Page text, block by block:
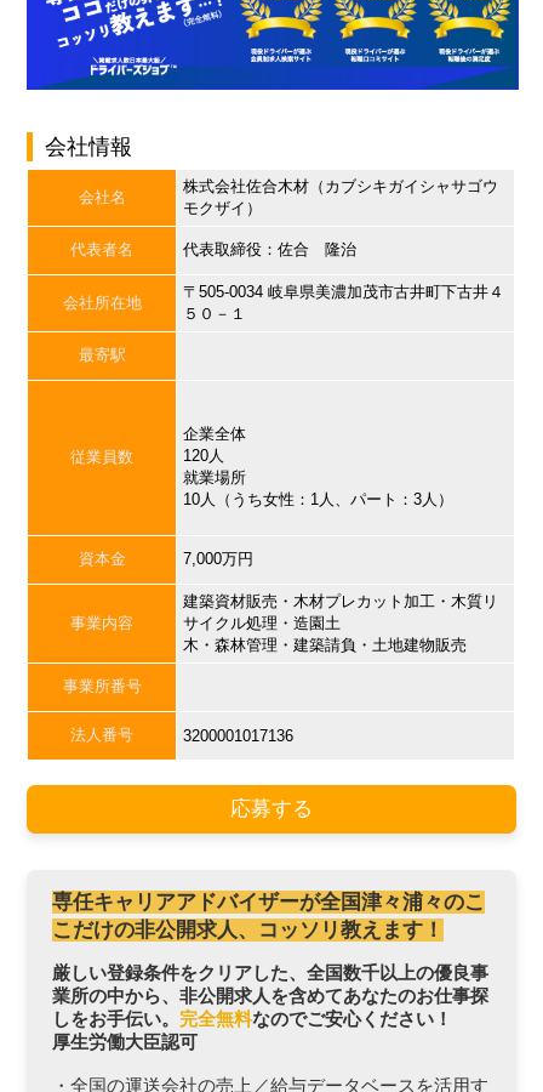
会社情報
会社名
株式会社佐合木材（カブシキガイシャサゴウ
モクザイ）
代表者名 代表取締役：佐合 隆治
会社所在地
〒505-0034 岐阜県美濃加茂市古井町下古井４
５０－１
最寄駅
従業員数
企業全体
120人
就業場所
10人（うち女性：1人、パート：3人）
資本金 7,000万円
事業内容
建築資材販売・木材プレカット加工・木質リ
サイクル処理・造園土
木・森林管理・建築請負・土地建物販売
事業所番号
法人番号 3200001017136
応募する
専任キャリアアドバイザーが全国津々浦々のこ
こだけの非公開求人、コッソリ教えます！
厳しい登録条件をクリアした、全国数千以上の優良事
業所の中から、非公開求人を含めてあなたのお仕事探
しをお手伝い。 完全無料なのでご安心ください！
厚生労働大臣認可
・全国の運送会社の売上／給与データベースを活用す